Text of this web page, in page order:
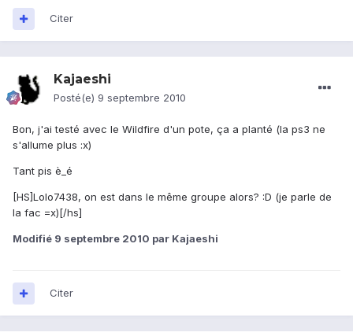
Citer
Kajaeshi
Posté(e) 9 septembre 2010
Bon, j'ai testé avec le Wildfire d'un pote, ça a planté (la ps3 ne
s'allume plus :x)
Tant pis è_é
[HS]Lolo7438, on est dans le même groupe alors? :D (je parle de
la fac =x)[/hs]
Modifié 9 septembre 2010 par Kajaeshi
Citer